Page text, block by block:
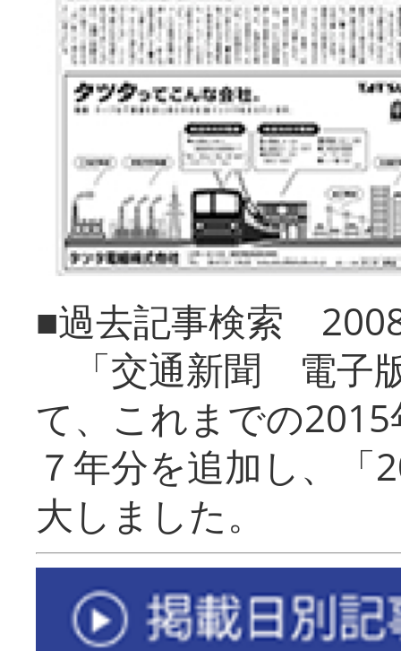
■過去記事検索
「交通新聞 電子
て、これまでの
７年分を追加し、「
大しまし